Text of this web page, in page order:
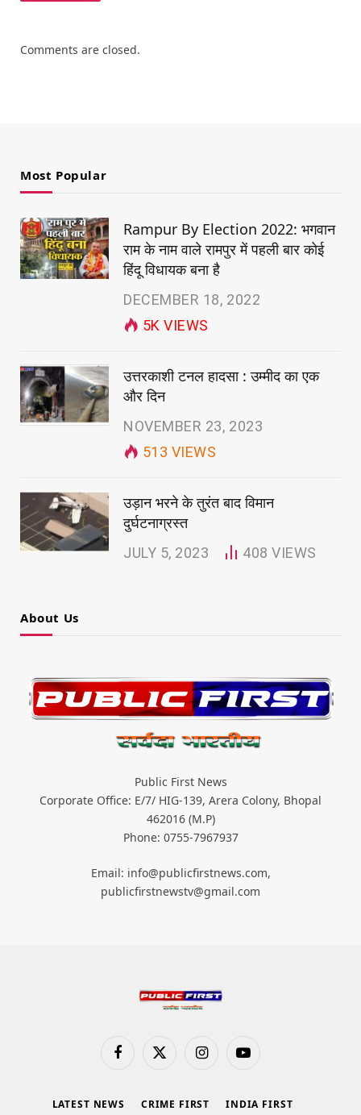
Comments are closed.
Most Popular
Rampur By Election 2022: भगवान
राम के नाम वाले रामपुर में पहली बार कोई
हिंदू विधायक बना है
DECEMBER 18, 2022
5KVIEWS
उत्तरकाशी टनल हादसा : उम्मीद का एक
और दिन
NOVEMBER 23, 2023
513 VIEWS
उड़ान भरने के तुरंत बाद विमान
दुर्घटनाग्रस्त
JULY 5, 2023 408VIEWS
About Us
Public First News
Corporate Office: E/7/ HIG-139, Arera Colony, Bhopal
462016 (M.P)
Phone: 0755-7967937
Email: info@publicfirstnews.com,
publicfirstnewstv@gmail.com
FacebookX
InstagramYouTube
LATEST NEWS CRIME FIRST INDIA FIRST